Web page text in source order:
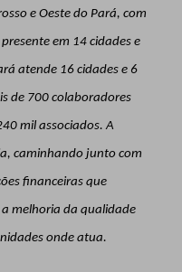
e Oeste do Pará, com
em 14 cidades e
atende 16 cidades e 6
de 700 colaboradores
mil associados. A
caminhando junto com
financeiras que
melhoria da qualidade
onde atua.